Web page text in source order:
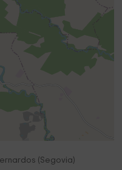
(Segovia)